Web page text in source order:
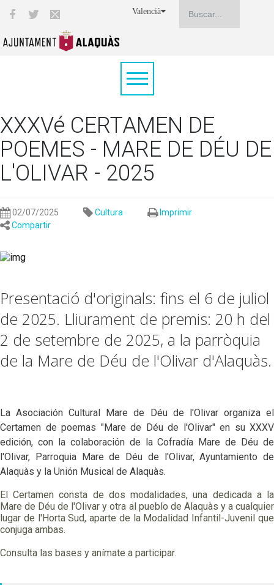
Valencià
XXXVé CERTAMEN DE
POEMES - MARE DE DÉU DE
L'OLIVAR - 2025
02/07/2025 Cultura
Imprimir
Compartir
Presentació d'originals: fins el 6 de juliol
de 2025. Lliurament de premis: 20 h del
2 de setembre de 2025, a la parròquia
de la Mare de Déu de l'Olivar d'Alaquàs.
La Asociación Cultural Mare de Déu de l'Olivar organiza el
Certamen de poemas "Mare de Déu de l'Olivar" en su XXXV
edición, con la colaboración de la Cofradía Mare de Déu de
l'Olivar, Parroquia Mare de Déu de l'Olivar, Ayuntamiento de
Alaquàs y la Unión Musical de Alaquàs.
El Certamen consta de dos modalidades, una dedicada a la
Mare de Déu de l'Olivar y otra al pueblo de Alaquàs y a cualquier
lugar de l'Horta Sud, aparte de la Modalidad Infantil-Juvenil que
conjuga ambas.
Consulta las bases y anímate a participar.